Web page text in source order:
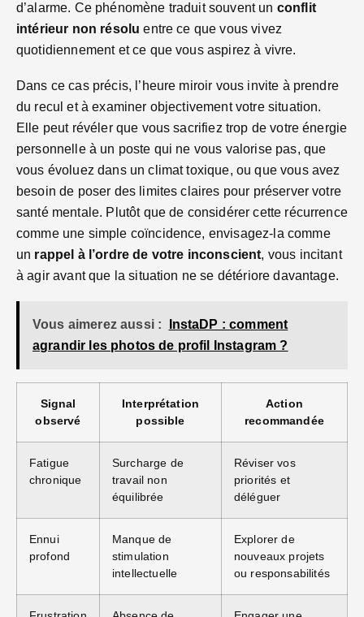
d’alarme. Ce phénomène traduit souvent un conflit
intérieur non résolu entre ce que vous vivez
quotidiennement et ce que vous aspirez à vivre.
Dans ce cas précis, l’heure miroir vous invite à prendre
du recul et à examiner objectivement votre situation.
Elle peut révéler que vous sacrifiez trop de votre énergie
personnelle à un poste qui ne vous valorise pas, que
vous évoluez dans un climat toxique, ou que vous avez
besoin de poser des limites claires pour préserver votre
santé mentale. Plutôt que de considérer cette récurrence
comme une simple coïncidence, envisagez-la comme
un rappel à l’ordre de votre inconscient, vous incitant
à agir avant que la situation ne se détériore davantage.
Vous aimerez aussi :
InstaDP : comment
agrandir les photos de profil Instagram ?
Signal
observé
Interprétation
possible
Action
recommandée
Fatigue
chronique
Surcharge de
travail non
équilibrée
Réviser vos
priorités et
déléguer
Ennui
profond
Manque de
stimulation
intellectuelle
Explorer de
nouveaux projets
ou responsabilités